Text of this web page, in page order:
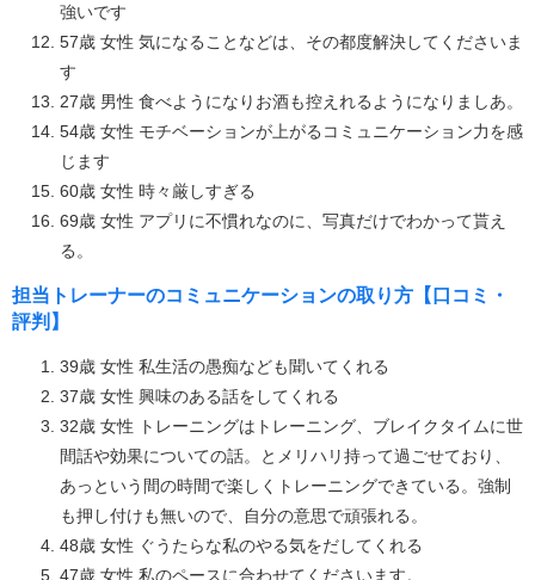
強いです
57歳 女性 気になることなどは、その都度解決してくださいま
す
27歳 男性 食べようになりお酒も控えれるようになりましあ。
54歳 女性 モチベーションが上がるコミュニケーション力を感
じます
60歳 女性 時々厳しすぎる
69歳 女性 アプリに不慣れなのに、写真だけでわかって貰え
る。
担当トレーナーのコミュニケーションの取り方【口コミ・
評判】
39歳 女性 私生活の愚痴なども聞いてくれる
37歳 女性 興味のある話をしてくれる
32歳 女性 トレーニングはトレーニング、ブレイクタイムに世
間話や効果についての話。とメリハリ持って過ごせており、
あっという間の時間で楽しくトレーニングできている。強制
も押し付けも無いので、自分の意思で頑張れる。
48歳 女性 ぐうたらな私のやる気をだしてくれる
47歳 女性 私のペースに合わせてくださいます。